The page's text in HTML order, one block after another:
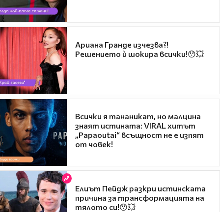
Ариана Гранде изчезва?!
Решението ѝ шокира всички!😯💥
Всички я тананикат, но малцина
знаят истината: VIRAL хитът
„Papaoutai“ всъщност не е изпят
от човек!
Елиът Пейдж разкри истинската
причина за трансформацията на
тялото си!😯💥